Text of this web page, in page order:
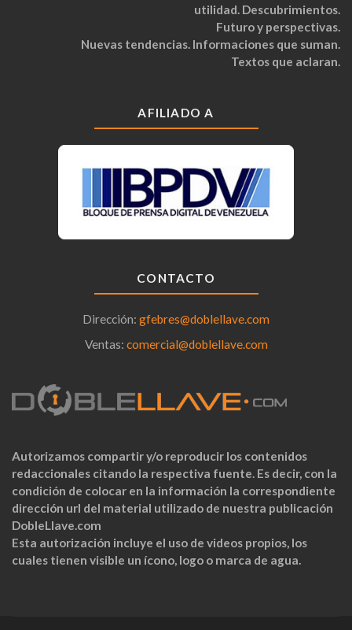
utilidad. Descubrimientos.
Futuro y perspectivas.
Nuevas tendencias. Informaciones que suman.
Textos que aclaran.
AFILIADO A
CONTACTO
Dirección: gfebres@doblellave.com
Ventas: comercial@doblellave.com
Autorizamos compartir y/o reproducir los contenidos
redaccionales citando la respectiva fuente. Es decir, con la
condición de colocar en la información la correspondiente
dirección url del material utilizado de nuestra publicación
DobleLlave.com
Esta autorización incluye el uso de videos propios, los
cuales tienen visible un ícono, logo o marca de agua.